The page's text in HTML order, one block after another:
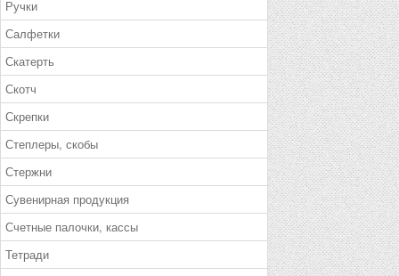
Ручки
Салфетки
Скатерть
Скотч
Скрепки
Степлеры, скобы
Стержни
Сувенирная продукция
Счетные палочки, кассы
Тетради